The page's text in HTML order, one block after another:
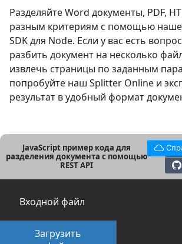
Разделяйте Word документы, PDF,
разным критериям с помощью
SDK для Node. Если у вас есть
разбить документ на несколько
извлечь страницы по заданным
попробуйте наш Splitter Online и
результат в удобный формат
JavaScript пример кода для
разделения документа с помощью
REST API
Входной файл
Загрузить